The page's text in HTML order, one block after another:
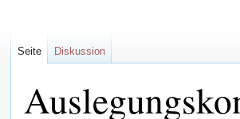
Seite Diskussion